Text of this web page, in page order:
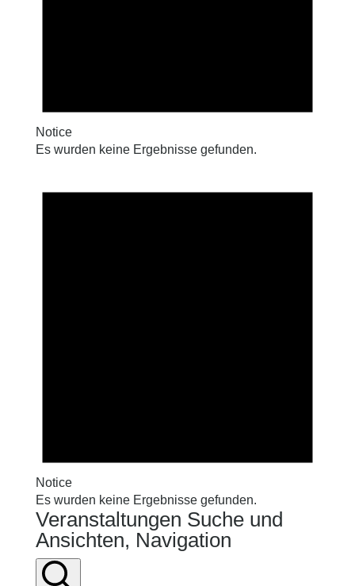
Notice
Es wurden keine Ergebnisse gefunden.
Notice
Es wurden keine Ergebnisse gefunden.
Veranstaltungen Suche und
Ansichten, Navigation